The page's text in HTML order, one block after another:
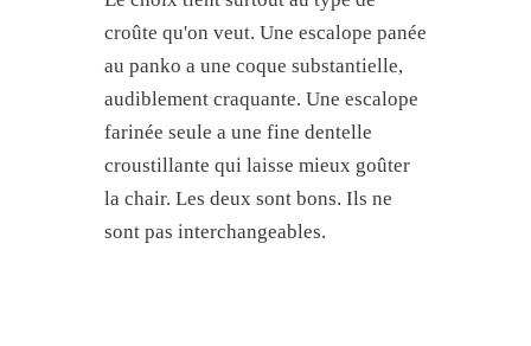
croûte qu'on veut. Une escalope panée
au panko a une coque substantielle,
audiblement craquante. Une escalope
farinée seule a une fine dentelle
croustillante qui laisse mieux goûter
la chair. Les deux sont bons. Ils ne
sont pas interchangeables.